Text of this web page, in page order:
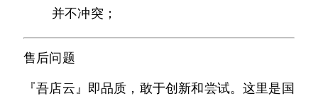
并不冲突；
售后问题
『吾店云』即品质，敢于创新和尝试。这里是国